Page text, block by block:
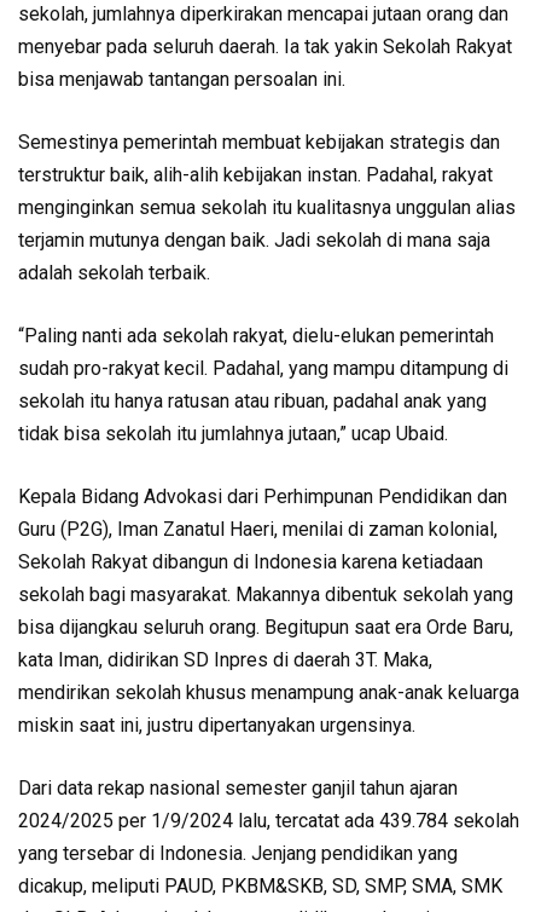
sekolah, jumlahnya diperkirakan mencapai jutaan orang dan
menyebar pada seluruh daerah. Ia tak yakin Sekolah Rakyat
bisa menjawab tantangan persoalan ini.
Semestinya pemerintah membuat kebijakan strategis dan
terstruktur baik, alih-alih kebijakan instan. Padahal, rakyat
menginginkan semua sekolah itu kualitasnya unggulan alias
terjamin mutunya dengan baik. Jadi sekolah di mana saja
adalah sekolah terbaik.
“Paling nanti ada sekolah rakyat, dielu-elukan pemerintah
sudah pro-rakyat kecil. Padahal, yang mampu ditampung di
sekolah itu hanya ratusan atau ribuan, padahal anak yang
tidak bisa sekolah itu jumlahnya jutaan,” ucap Ubaid.
Kepala Bidang Advokasi dari Perhimpunan Pendidikan dan
Guru (P2G), Iman Zanatul Haeri, menilai di zaman kolonial,
Sekolah Rakyat dibangun di Indonesia karena ketiadaan
sekolah bagi masyarakat. Makannya dibentuk sekolah yang
bisa dijangkau seluruh orang. Begitupun saat era Orde Baru,
kata Iman, didirikan SD Inpres di daerah 3T. Maka,
mendirikan sekolah khusus menampung anak-anak keluarga
miskin saat ini, justru dipertanyakan urgensinya.
Dari data rekap nasional semester ganjil tahun ajaran
2024/2025 per 1/9/2024 lalu, tercatat ada 439.784 sekolah
yang tersebar di Indonesia. Jenjang pendidikan yang
dicakup, meliputi PAUD, PKBM&SKB, SD, SMP, SMA, SMK